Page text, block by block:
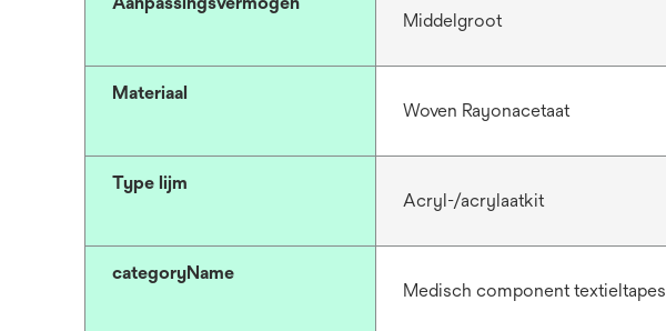
Middelgroot
Materiaal
Woven Rayonacetaat
Type lijm
Acryl-/acrylaatkit
categoryName
Medisch component textieltapes